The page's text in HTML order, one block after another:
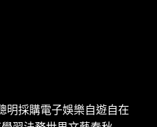
明採購電子娛樂自遊自在